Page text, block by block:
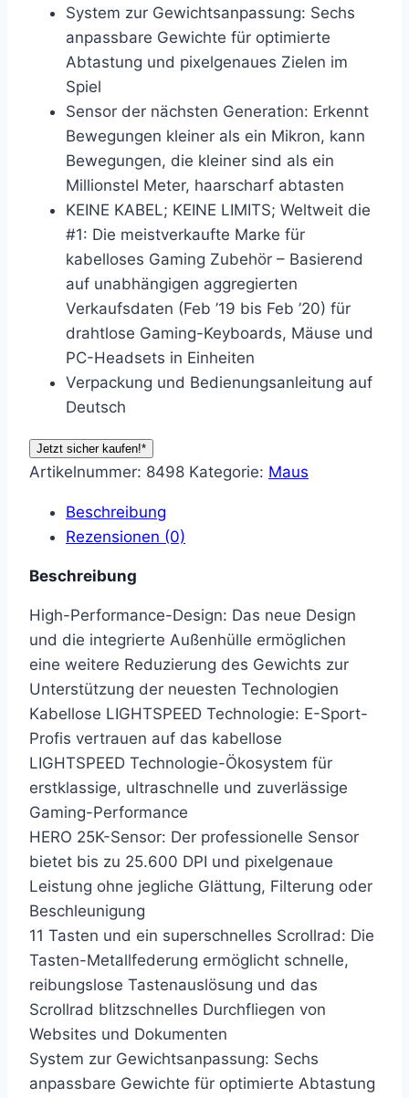
System zur Gewichtsanpassung: Sechs
anpassbare Gewichte für optimierte
Abtastung und pixelgenaues Zielen im
Spiel
Sensor der nächsten Generation: Erkennt
Bewegungen kleiner als ein Mikron, kann
Bewegungen, die kleiner sind als ein
Millionstel Meter, haarscharf abtasten
KEINE KABEL; KEINE LIMITS; Weltweit die
#1: Die meistverkaufte Marke für
kabelloses Gaming Zubehör – Basierend
auf unabhängigen aggregierten
Verkaufsdaten (Feb ’19 bis Feb ’20) für
drahtlose Gaming-Keyboards, Mäuse und
PC-Headsets in Einheiten
Verpackung und Bedienungsanleitung auf
Deutsch
Jetzt sicher kaufen!*
Artikelnummer: 8498 Kategorie: Maus
Beschreibung
Rezensionen (0)
Beschreibung
High-Performance-Design: Das neue Design
und die integrierte Außenhülle ermöglichen
eine weitere Reduzierung des Gewichts zur
Unterstützung der neuesten Technologien
Kabellose LIGHTSPEED Technologie: E-Sport-
Profis vertrauen auf das kabellose
LIGHTSPEED Technologie-Ökosystem für
erstklassige, ultraschnelle und zuverlässige
Gaming-Performance
HERO 25K-Sensor: Der professionelle Sensor
bietet bis zu 25.600 DPI und pixelgenaue
Leistung ohne jegliche Glättung, Filterung oder
Beschleunigung
11 Tasten und ein superschnelles Scrollrad: Die
Tasten-Metallfederung ermöglicht schnelle,
reibungslose Tastenauslösung und das
Scrollrad blitzschnelles Durchfliegen von
Websites und Dokumenten
System zur Gewichtsanpassung: Sechs
anpassbare Gewichte für optimierte Abtastung